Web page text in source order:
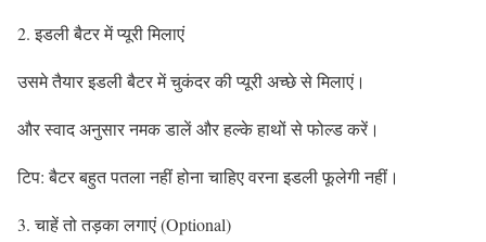
2. इडली बैटर में प्यूरी मिलाएं
उसमे तैयार इडली बैटर में चुकंदर की प्यूरी अच्छे से मिलाएं।
और स्वाद अनुसार नमक डालें और हल्के हाथों से फोल्ड करें।
टिप: बैटर बहुत पतला नहीं होना चाहिए वरना इडली फूलेगी नहीं।
3. चाहें तो तड़का लगाएं (Optional)